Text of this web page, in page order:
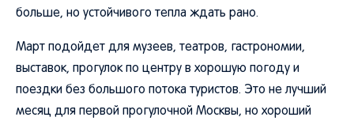
больше, но устойчивого тепла ждать рано.
Март подойдет для музеев, театров, гастрономии,
выставок, прогулок по центру в хорошую погоду и
поездки без большого потока туристов. Это не лучший
месяц для первой прогулочной Москвы, но хороший